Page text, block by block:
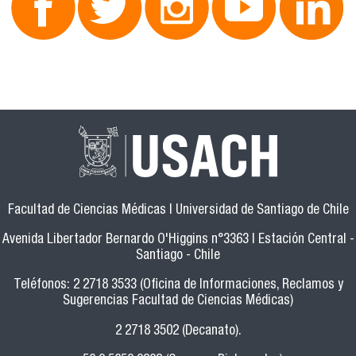
Facultad de Ciencias Médicas | Universidad de Santiago de Chile
Avenida Libertador Bernardo O'Higgins n°3363 | Estación Central -
Santiago - Chile
Teléfonos: 2 2718 3533 (Oficina de Informaciones, Reclamos y
Sugerencias Facultad de Ciencias Médicas)
2 2718 3502 (Decanato).